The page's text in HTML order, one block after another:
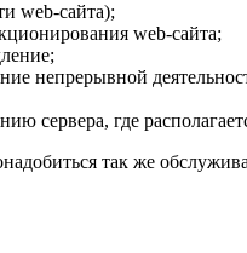
web-сайта);
web-сайта;
непрерывной
сервера, где
так же